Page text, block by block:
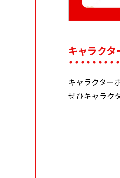
キャラクタ
キャラクター
ぜひキャラク